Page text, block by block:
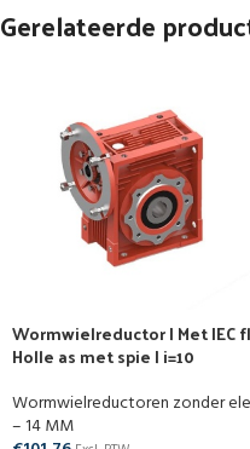
Gerelateerde
Wormwielreductor | Met IEC
Holle as met spie | i=10
Wormwielreductoren zonder
– 14 MM